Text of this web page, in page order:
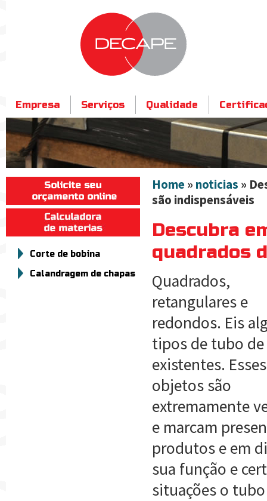
Empresa Serviços Qualidade
Contato
Corte de bobina
Calandragem de chapas
Home » noticias »
são indispensáveis
Descubra
quadrados
Quadrados,
retangulares e
redondos. Eis
tipos de tubo de
existentes. Esses
objetos são
extremamente
e marcam
produtos e em
sua função e
situações o